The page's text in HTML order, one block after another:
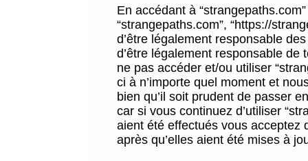
En accédant à
“strangepaths.com”, “https://
d’être légalement responsable
d’être légalement responsable
ne pas accéder et/ou utiliser
ci à n’importe quel moment et
bien qu’il soit prudent de passer
car si vous continuez d’utiliser
aient été effectués vous acceptez
après qu’elles aient été mises à